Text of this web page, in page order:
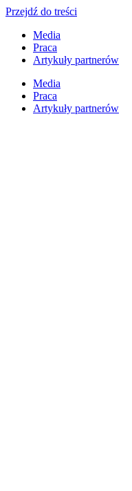
Przejdź do treści
Media
Praca
Artykuły partnerów
Media
Praca
Artykuły partnerów